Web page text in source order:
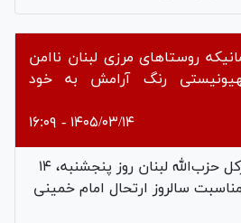
روستاهای مرزی لبنان ناامن
رنگ آرامش به خود
۱۴۰۵/۰۳/۱۴ - ۱۶:۰۹
شیخ نعیم قاسم، دبیرکل حزب‌الله لبنان روز پنجشنبه، ۱۴
سالروز ارتحال امام خمینی